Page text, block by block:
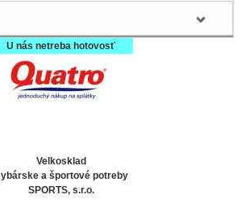
U nás netreba hotovosť
Velkosklad
a športové potreby
SPORTS, s.r.o.